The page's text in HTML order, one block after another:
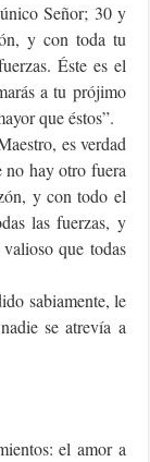
Señor; 30 y
y con toda tu
Éste es el
a tu prójimo
que éstos”.
es verdad
hay otro fuera
y con todo el
las fuerzas, y
que todas
sabiamente, le
se atrevía a
el amor a